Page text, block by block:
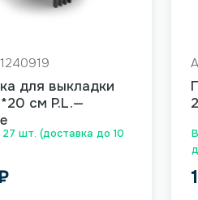
шт. (доставка до 10
для выкладки
см P.L.—